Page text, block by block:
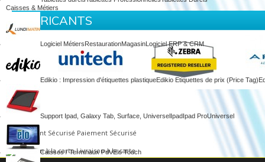
Caisses & Métiers
Logiciel MétiersRestaurationMagasinLogiciel ERP & CRM
Edikio : Impression d'étiquettes plastiqueEdikio Etiquettes de prix (Price Tag)
Support Ipad, Galaxy Tab, Surface, UniverselIpadIpad ProUniversel
Caisses / Terminaux PdVElo Touch
FABRICANTS
Paiement Sécurisé
Livraison à la carte